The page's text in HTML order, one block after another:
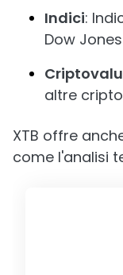
Indici:
Dow
altre
XTB offre
come l'analisi